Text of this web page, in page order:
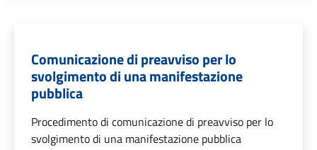
Comunicazione di preavviso per lo
svolgimento di una manifestazione
pubblica
Procedimento di comunicazione di preavviso per lo
svolgimento di una manifestazione pubblica